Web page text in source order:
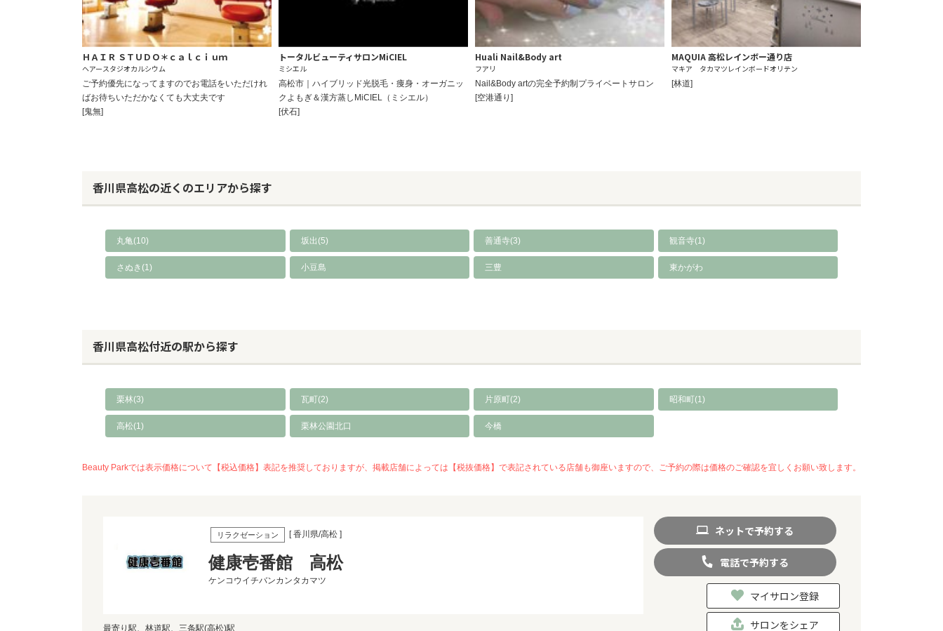
ＨＡＩＲ ＳＴＵＤＯ＊ｃａｌｃｉｕｍ
ヘアースタジオカルシウム
ご予約優先になってますのでお電話をいただけれ
ばお待ちいただかなくても大丈夫です
[鬼無]
トータルビューティサロンMiCIEL
ミシエル
高松市｜ハイブリッド光脱毛・痩身・オーガニッ
クよもぎ＆漢方蒸しMiCIEL（ミシエル）
[伏石]
Huali Nail&Body art
フアリ
Nail&Body artの完全予約制プライベートサロン
[空港通り]
MAQUIA 高松レインボー通り店
マキア タカマツレインボードオリテン
[林道]
香川県高松の近くのエリアから探す
丸亀(10) 坂出(5) 善通寺(3) 観音寺(1)
さぬき(1) 小豆島 三豊 東かがわ
香川県高松付近の駅から探す
栗林(3) 瓦町(2) 片原町(2) 昭和町(1)
高松(1) 栗林公園北口 今橋
Beauty Parkでは表示価格について【税込価格】表記を推奨しておりますが、掲載店舗によっては【税抜価格】で表記されている店舗も御座いますので、ご予約の際は価格のご確認を宜しくお願い致します。
リラクゼーション [ 香川県/高松 ]
健康壱番館 高松
ケンコウイチバンカンタカマツ
最寄り駅、林道駅、三条駅(高松)駅
ネットで予約する
電話で予約する
マイサロン登録
サロンをシェア